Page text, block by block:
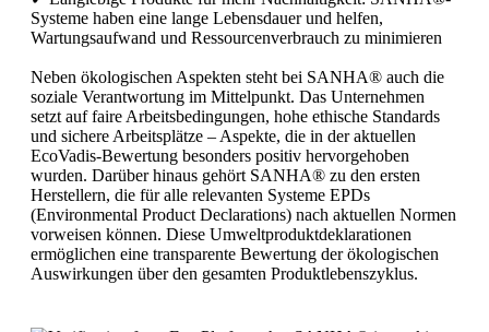
Systeme haben eine lange Lebensdauer und helfen,
Wartungsaufwand und Ressourcenverbrauch zu minimieren
Neben ökologischen Aspekten steht bei SANHA® auch die
soziale Verantwortung im Mittelpunkt. Das Unternehmen
setzt auf faire Arbeitsbedingungen, hohe ethische Standards
und sichere Arbeitsplätze – Aspekte, die in der aktuellen
EcoVadis-Bewertung besonders positiv hervorgehoben
wurden. Darüber hinaus gehört SANHA® zu den ersten
Herstellern, die für alle relevanten Systeme EPDs
(Environmental Product Declarations) nach aktuellen Normen
vorweisen können. Diese Umweltproduktdeklarationen
ermöglichen eine transparente Bewertung der ökologischen
Auswirkungen über den gesamten Produktlebenszyklus.